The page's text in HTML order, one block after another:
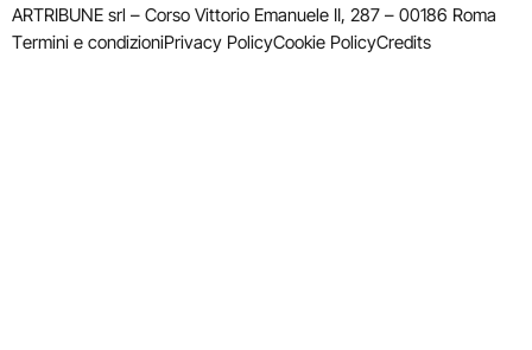
ARTRIBUNE srl – Corso Vittorio Emanuele II, 287 – 00186 Roma
Termini e condizioniPrivacy PolicyCookie PolicyCredits